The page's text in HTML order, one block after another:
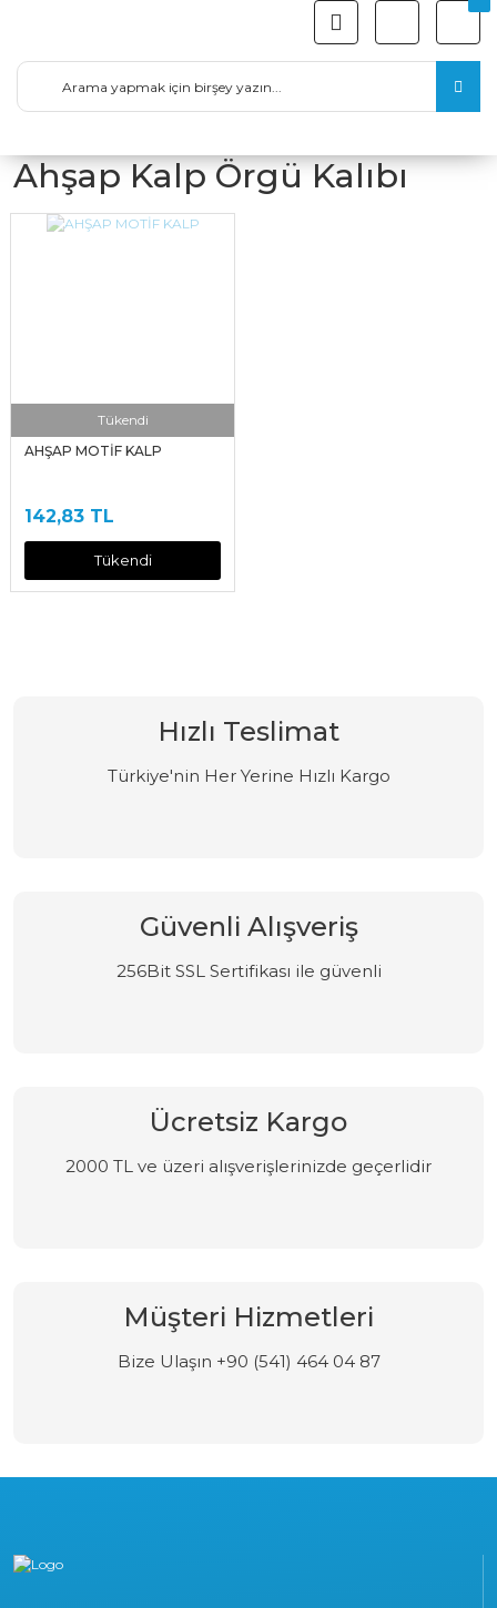
Ahşap Kalp Örgü Kalıbı
Tükendi
AHŞAP MOTİF KALP
142,83 TL
Tükendi
Hızlı Teslimat
Türkiye'nin Her Yerine Hızlı Kargo
Güvenli Alışveriş
256Bit SSL Sertifikası ile güvenli
Ücretsiz Kargo
2000 TL ve üzeri alışverişlerinizde geçerlidir
Müşteri Hizmetleri
Bize Ulaşın +90 (541) 464 04 87